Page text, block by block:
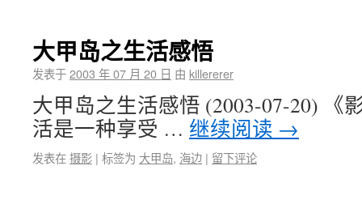
大甲岛之生活感悟
发表于2003 年 07 月 20 日 由 killererer
大甲岛之生活感悟 (2003-07-20) 《
活是一种享受 … 继续阅读 →
发表在摄影 | 标签为 大甲岛, 海边 | 留下评论